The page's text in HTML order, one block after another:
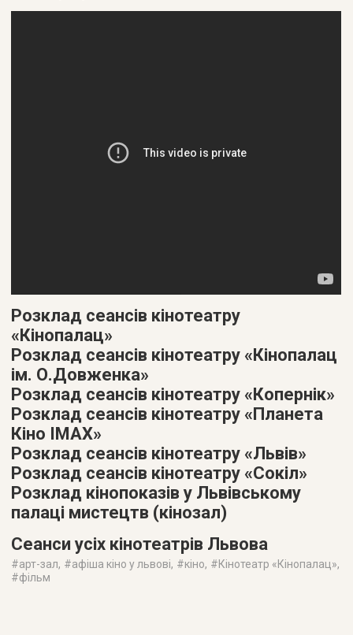
Розклад сеансів кінотеатру
«Кінопалац»
Розклад сеансів кінотеатру «Кінопалац
ім. О.Довженка»
Розклад сеансів кінотеатру «Копернік»
Розклад сеансів кінотеатру «Планета
Кіно IMAX»
Розклад сеансів кінотеатру «Львів»
Розклад сеансів кінотеатру «Сокіл»
Розклад кінопоказів у Львівському
палаці мистецтв (кінозал)
Сеанси усіх кінотеатрів Львова
#арт-зал, #афіша кіно у львові, #кіно, #Кінотеатр «Кінопалац»,
#фільм